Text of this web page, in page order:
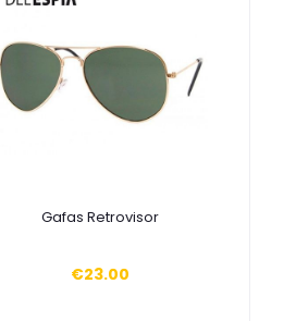
Añadir a la cesta
Gafas Retrovisor
€23.00